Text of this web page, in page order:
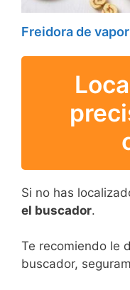
Freidora de
Si no has
el buscador.
Te recomiendo le
buscador,